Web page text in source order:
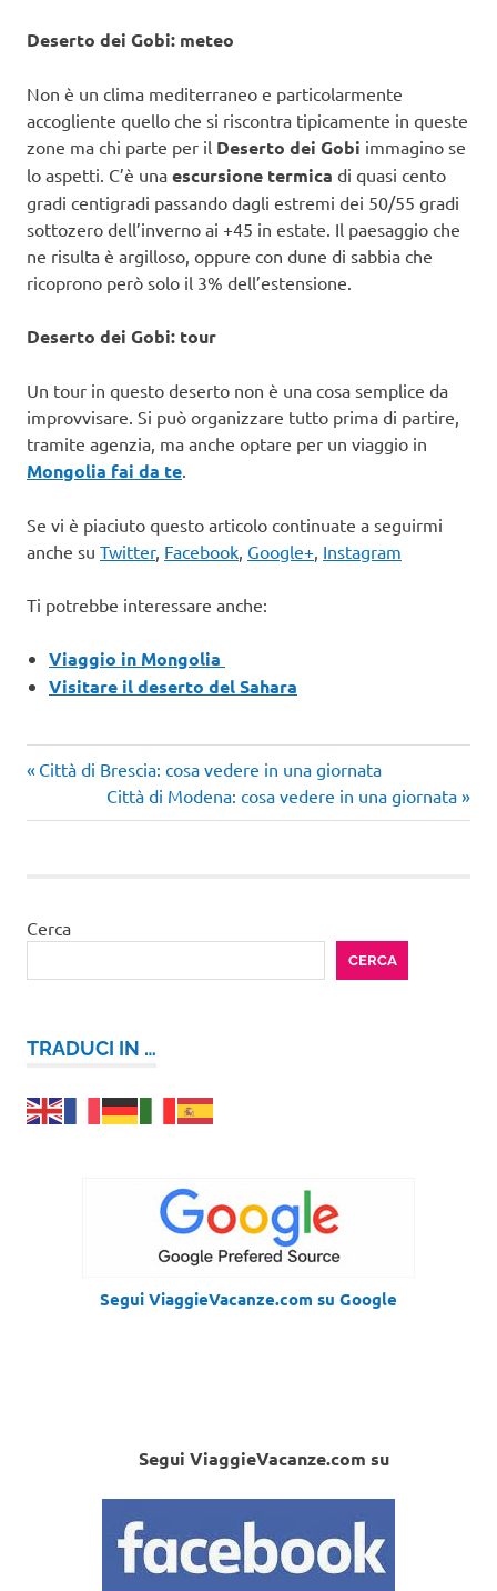
Deserto dei Gobi: meteo
Non è un clima mediterraneo e particolarmente
accogliente quello che si riscontra tipicamente in queste
zone ma chi parte per il Deserto dei Gobi immagino se
lo aspetti. C’è una escursione termica di quasi cento
gradi centigradi passando dagli estremi dei 50/55 gradi
sottozero dell’inverno ai +45 in estate. Il paesaggio che
ne risulta è argilloso, oppure con dune di sabbia che
ricoprono però solo il 3% dell’estensione.
Deserto dei Gobi: tour
Un tour in questo deserto non è una cosa semplice da
improvvisare. Si può organizzare tutto prima di partire,
tramite agenzia, ma anche optare per un viaggio in
Mongolia fai da te
Se vi è piaciuto questo articolo continuate a seguirmi
anche su Twitter, Facebook Google+ Instagram
Ti potrebbe interessare anche:
Viaggio in Mongolia
Visitare il deserto del Sahara
Navigazione
articoli
Articolo
precedente:
Città di Brescia: cosa vedere in una giornata
Articolo
successivo:
Città di Modena: cosa vedere in una giornata
Cerca
CERCA
TRADUCI IN …
Segui ViaggieVacanze.com su Google
Segui ViaggieVacanze.com su